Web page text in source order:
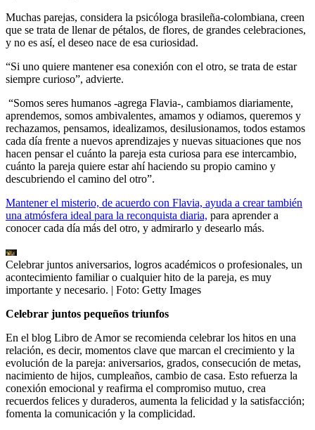
Muchas parejas, considera la psicóloga brasileña-colombiana, creen
que se trata de llenar de pétalos, de flores, de grandes celebraciones,
y no es así, el deseo nace de esa curiosidad.
“Si uno quiere mantener esa conexión con el otro, se trata de estar
siempre curioso”, advierte.
“Somos seres humanos -agrega Flavia-, cambiamos diariamente,
aprendemos, somos ambivalentes, amamos y odiamos, queremos y
rechazamos, pensamos, idealizamos, desilusionamos, todos estamos
cada día frente a nuevos aprendizajes y nuevas situaciones que nos
hacen pensar el cuánto la pareja esta curiosa para ese intercambio,
cuánto la pareja quiere estar ahí haciendo su propio camino y
descubriendo el camino del otro”.
Mantener el misterio, de acuerdo con Flavia, ayuda a crear también
una atmósfera ideal para la reconquista diaria, para aprender a
conocer cada día más del otro, y admirarlo y desearlo más.
Celebrar juntos aniversarios, logros académicos o profesionales, un
acontecimiento familiar o cualquier hito de la pareja, es muy
importante y necesario. | Foto: Getty Images
Celebrar juntos pequeños triunfos
En el blog Libro de Amor se recomienda celebrar los hitos en una
relación, es decir, momentos clave que marcan el crecimiento y la
evolución de la pareja: aniversarios, grados, consecución de metas,
nacimiento de hijos, cumpleaños, cambio de casa. Esto refuerza la
conexión emocional y reafirma el compromiso mutuo, crea
recuerdos felices y duraderos, aumenta la felicidad y la satisfacción;
fomenta la comunicación y la complicidad.